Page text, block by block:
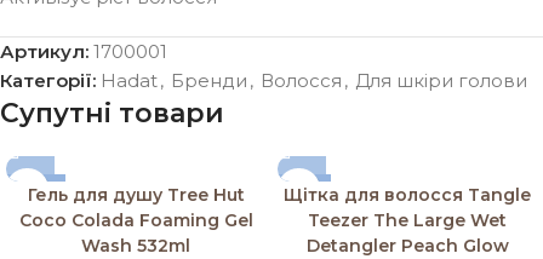
Артикул: 1700001
Категорії: Hadat, Бренди , Волосся , Для шкіри голови
Супутні товари
-20%
Гель для душу Tree Hut
Coco Colada Foaming Gel
Wash 532ml
-15%
SOLD OUT
Щітка для волосся Tangle
Teezer The Large Wet
Detangler Peach Glow